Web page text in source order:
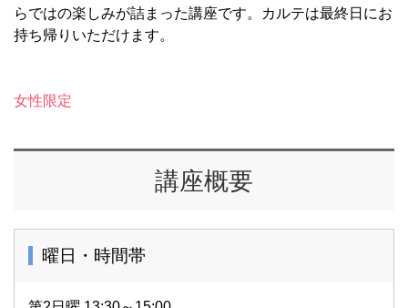
らではの楽しみが詰まった講座です。カルテは最終日にお
持ち帰りいただけます。
女性限定
講座概要
曜日・時間帯